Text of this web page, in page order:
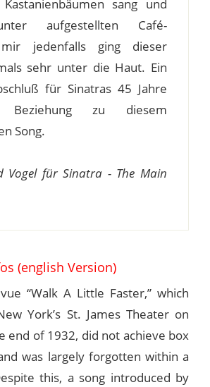
sang und
aufgestellten Café-
mir jedenfalls ging dieser
sehr unter die Haut. Ein
für Sinatras 45 Jahre
Beziehung zu diesem
Song.
Vogel für Sinatra - The Main
(english Version)
“Walk A Little Faster,” which
York’s St. James Theater on
end of 1932, did not achieve box
was largely forgotten within a
this, a song introduced by